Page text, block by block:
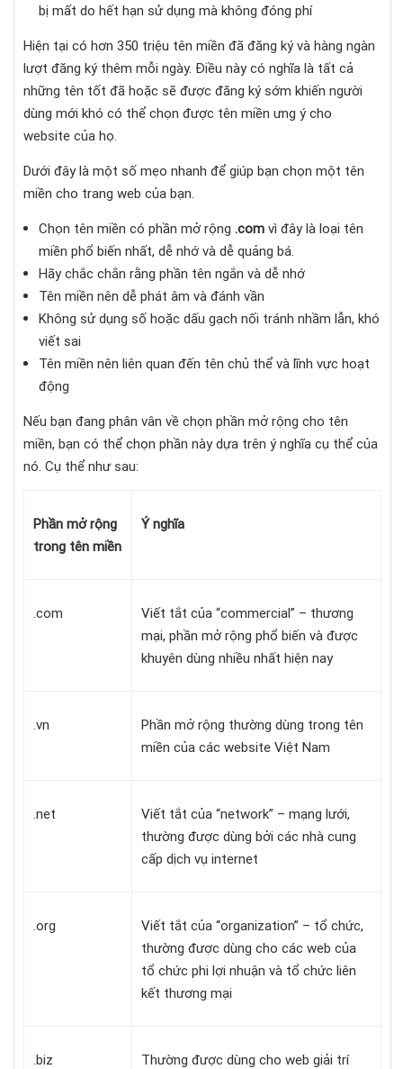
bị mất do hết hạn sử dụng mà không đóng phí
Hiện tại có hơn 350 triệu tên miền đã đăng ký và hàng ngàn
lượt đăng ký thêm mỗi ngày. Điều này có nghĩa là tất cả
những tên tốt đã hoặc sẽ được đăng ký sớm khiến người
dùng mới khó có thể chọn được tên miền ưng ý cho
website của họ.
Dưới đây là một số mẹo nhanh để giúp bạn chọn một tên
miền cho trang web của bạn.
Chọn tên miền có phần mở rộng .com vì đây là loại tên
miền phổ biến nhất, dễ nhớ và dễ quảng bá.
Hãy chắc chắn rằng phần tên ngắn và dễ nhớ
Tên miền nên dễ phát âm và đánh vần
Không sử dụng số hoặc dấu gạch nối tránh nhầm lẫn, khó
viết sai
Tên miền nên liên quan đến tên chủ thể và lĩnh vực hoạt
động
Nếu bạn đang phân vân về chọn phần mở rộng cho tên
miền, bạn có thể chọn phần này dựa trên ý nghĩa cụ thể của
nó. Cụ thể như sau:
Phần mở rộng
trong tên miền
Ý nghĩa
.com
Viết tắt của “commercial” – thương
mại, phần mở rộng phổ biến và được
khuyên dùng nhiều nhất hiện nay
.vn
Phần mở rộng thường dùng trong tên
miền của các website Việt Nam
.net
Viết tắt của “network” – mạng lưới,
thường được dùng bởi các nhà cung
cấp dịch vụ internet
.org
Viết tắt của “organization” – tổ chức,
thường được dùng cho các web của
tổ chức phi lợi nhuận và tổ chức liên
kết thương mại
.biz Thường được dùng cho web giải trí